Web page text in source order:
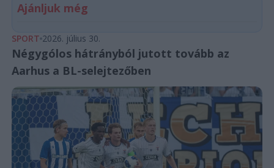
Ajánljuk még
SPORT 2026. július 30.
Négygólos hátrányból jutott tovább az
Aarhus a BL-selejtezőben